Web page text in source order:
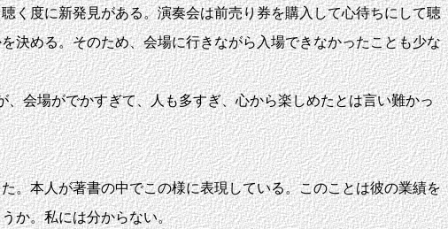
度に新発見がある。演奏会は前売り券を購入して心待ちにして聴
決める。そのため、会場に行きながら入場できなかったことも少な
会場がでかすぎて、人も多すぎ、心から楽しめたとは言い難かっ
本人が著書の中でこの様に表現している。このことは彼の業績を
か。私には分からない。